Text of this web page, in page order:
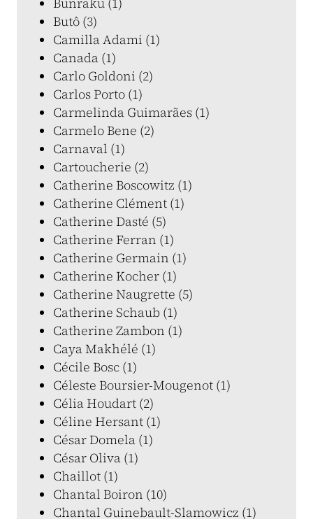
Butô (3)
Camilla Adami (1)
Canada (1)
Carlo Goldoni (2)
Carlos Porto (1)
Carmelinda Guimarães (1)
Carmelo Bene (2)
Carnaval (1)
Cartoucherie (2)
Catherine Boscowitz (1)
Catherine Clément (1)
Catherine Dasté (5)
Catherine Ferran (1)
Catherine Germain (1)
Catherine Kocher (1)
Catherine Naugrette (5)
Catherine Schaub (1)
Catherine Zambon (1)
Caya Makhélé (1)
Cécile Bosc (1)
Céleste Boursier-Mougenot (1)
Célia Houdart (2)
Céline Hersant (1)
César Domela (1)
César Oliva (1)
Chaillot (1)
Chantal Boiron (10)
Chantal Guinebault-Slamowicz (1)